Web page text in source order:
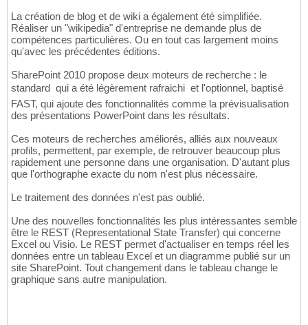
La création de blog et de wiki a également été simplifiée.
Réaliser un "wikipedia" d'entreprise ne demande plus de
compétences particulières. Ou en tout cas largement moins
qu'avec les précédentes éditions.
SharePoint 2010 propose deux moteurs de recherche : le
standard  qui a été légèrement rafraichi  et l'optionnel, baptisé
FAST, qui ajoute des fonctionnalités comme la prévisualisation
des présentations PowerPoint dans les résultats.
Ces moteurs de recherches améliorés, alliés aux nouveaux
profils, permettent, par exemple, de retrouver beaucoup plus
rapidement une personne dans une organisation. D'autant plus
que l'orthographe exacte du nom n'est plus nécessaire.
Le traitement des données n'est pas oublié.
Une des nouvelles fonctionnalités les plus intéressantes semble
être le REST (Representational State Transfer) qui concerne
Excel ou Visio. Le REST permet d'actualiser en temps réel les
données entre un tableau Excel et un diagramme publié sur un
site SharePoint. Tout changement dans le tableau change le
graphique sans autre manipulation.